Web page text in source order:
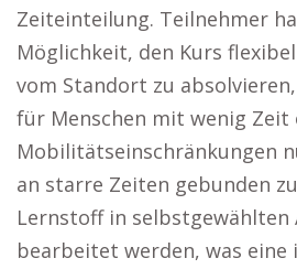
Zeiteinteilung. Teilnehmer
Möglichkeit, den Kurs
vom Standort zu
für Menschen mit wenig Zeit
Mobilitätseinschränkungen
an starre Zeiten gebunden
Lernstoff in selbstgewählten
bearbeitet werden, was eine